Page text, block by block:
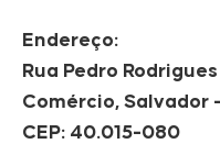
Endereço:
Rua Pedro
Comércio, Salvador
CEP: 40.015-080